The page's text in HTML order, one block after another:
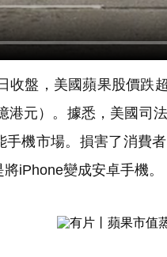
盤，美國蘋果股價跌
港元）。據悉，美國司
手機市場。損害了消費
iPhone變成安卓手機。